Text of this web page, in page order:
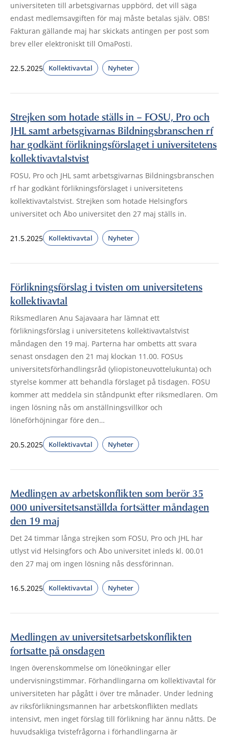
universiteten till arbetsgivarnas uppbörd, det vill säga
endast medlemsavgiften för maj måste betalas själv. OBS!
Fakturan gällande maj har skickats antingen per post som
brev eller elektroniskt till OmaPosti.
22.5.2025 Kollektivavtal Nyheter
Strejken som hotade ställs in – FOSU, Pro och
JHL samt arbetsgivarnas Bildningsbranschen rf
har godkänt förlikningsförslaget i universitetens
kollektivavtalstvist
FOSU, Pro och JHL samt arbetsgivarnas Bildningsbranschen
rf har godkänt förlikningsförslaget i universitetens
kollektivavtalstvist. Strejken som hotade Helsingfors
universitet och Åbo universitet den 27 maj ställs in.
21.5.2025 Kollektivavtal Nyheter
Förlikningsförslag i tvisten om universitetens
kollektivavtal
Riksmedlaren Anu Sajavaara har lämnat ett
förlikningsförslag i universitetens kollektivavtalstvist
måndagen den 19 maj. Parterna har ombetts att svara
senast onsdagen den 21 maj klockan 11.00. FOSUs
universitetsförhandlingsråd (yliopistoneuvottelukunta) och
styrelse kommer att behandla förslaget på tisdagen. FOSU
kommer att meddela sin ståndpunkt efter riksmedlaren. Om
ingen lösning nås om anställningsvillkor och
löneförhöjningar före den…
20.5.2025 Kollektivavtal Nyheter
Medlingen av arbetskonflikten som berör 35
000 universitetsanställda fortsätter måndagen
den 19 maj
Det 24 timmar långa strejken som FOSU, Pro och JHL har
utlyst vid Helsingfors och Åbo universitet inleds kl. 00.01
den 27 maj om ingen lösning nås dessförinnan.
16.5.2025 Kollektivavtal Nyheter
Medlingen av universitetsarbetskonflikten
fortsatte på onsdagen
Ingen överenskommelse om löneökningar eller
undervisningstimmar. Förhandlingarna om kollektivavtal för
universiteten har pågått i över tre månader. Under ledning
av riksförlikningsmannen har arbetskonflikten medlats
intensivt, men inget förslag till förlikning har ännu nåtts. De
huvudsakliga tvistefrågorna i förhandlingarna är